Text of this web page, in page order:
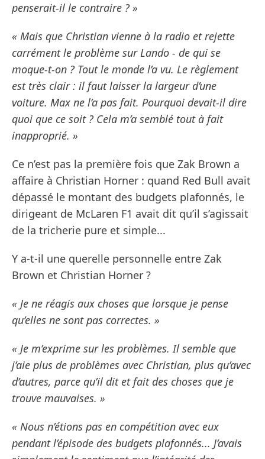
penserait-il le contraire ? »
« Mais que Christian vienne à la radio et rejette
carrément le problème sur Lando - de qui se
moque-t-on ? Tout le monde l’a vu. Le règlement
est très clair : il faut laisser la largeur d’une
voiture. Max ne l’a pas fait. Pourquoi devait-il dire
quoi que ce soit ? Cela m’a semblé tout à fait
inapproprié. »
Ce n’est pas la première fois que Zak Brown a
affaire à Christian Horner : quand Red Bull avait
dépassé le montant des budgets plafonnés, le
dirigeant de McLaren F1 avait dit qu’il s’agissait
de la tricherie pure et simple...
Y a-t-il une querelle personnelle entre Zak
Brown et Christian Horner ?
« Je ne réagis aux choses que lorsque je pense
qu’elles ne sont pas correctes. »
« Je m’exprime sur les problèmes. Il semble que
j’aie plus de problèmes avec Christian, plus qu’avec
d’autres, parce qu’il dit et fait des choses que je
trouve mauvaises. »
« Nous n’étions pas en compétition avec eux
pendant l’épisode des budgets plafonnés... J’avais